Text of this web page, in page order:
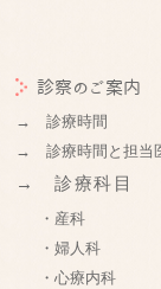
診察のご案内
→ 診療時間
→ 診療時間と担当
→ 診療科目
・産科
・婦人科
・心療内科